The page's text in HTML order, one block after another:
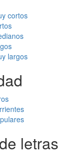
cortos
largos
letras